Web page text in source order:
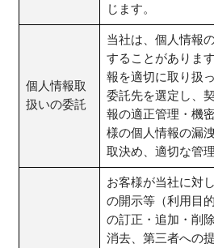
じます。
個人情報取
扱いの委託
当社は、個人情報
することがありま
報を適切に取り扱
委託先を選定し、
報の適正管理・機
様の個人情報の漏
取決め、適切な管
お客様が当社に対
の開示等（利用目
の訂正・追加・削
消去、第三者への